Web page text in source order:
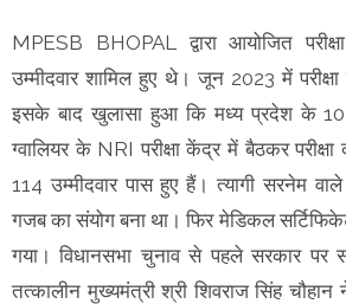
MPESB BHOPAL द्वारा आयोजित
उम्मीदवार शामिल हुए थे। जून 2023 में
इसके बाद खुलासा हुआ कि मध्य प्रदेश के 10
ग्वालियर के NRI परीक्षा केंद्र में बैठकर
114 उम्मीदवार पास हुए हैं। त्यागी सरनेम
गजब का संयोग बना था। फिर मेडिकल
गया। विधानसभा चुनाव से पहले सरकार पर
तत्कालीन मुख्यमंत्री श्री शिवराज सिंह चौहान